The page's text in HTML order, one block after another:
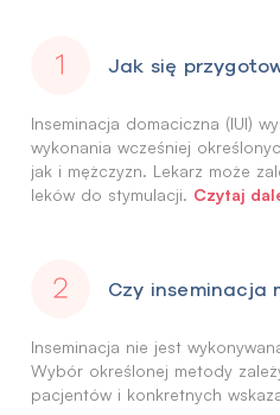
Jak się
Inseminacja domaciczna (IUI)
wykonania wcześniej
jak i mężczyzn. Lekarz może
leków do stymulacji. Czytaj
Czy inseminacja
Inseminacja nie jest
Wybór określonej metody
pacjentów i konkretnych